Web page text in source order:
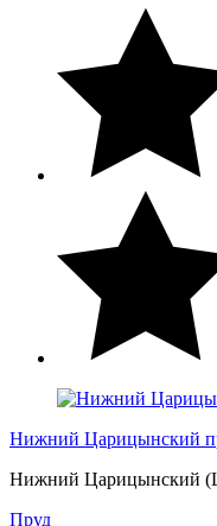
Нижний Царицынский
Нижний Царицынский
Пруд